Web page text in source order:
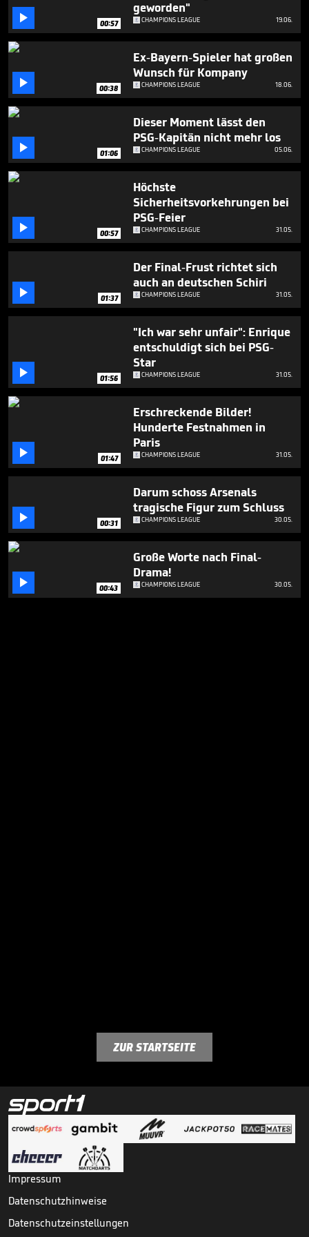
minute,
seconds
 00:57
geworden"
CHAMPIONS LEAGUE 19.06.
 00:38
Ex-Bayern-Spieler hat großen
Wunsch für Kompany
CHAMPIONS LEAGUE 18.06.
 01:06
Dieser Moment lässt den
PSG-Kapitän nicht mehr los
CHAMPIONS LEAGUE 05.06.
 00:57
Höchste
Sicherheitsvorkehrungen bei
PSG-Feier
CHAMPIONS LEAGUE 31.05.
 01:37
Der Final-Frust richtet sich
auch an deutschen Schiri
CHAMPIONS LEAGUE 31.05.
 01:56
"Ich war sehr unfair": Enrique
entschuldigt sich bei PSG-
Star
CHAMPIONS LEAGUE 31.05.
 01:47
Erschreckende Bilder!
Hunderte Festnahmen in
Paris
CHAMPIONS LEAGUE 31.05.
 00:31
Darum schoss Arsenals
tragische Figur zum Schluss
CHAMPIONS LEAGUE 30.05.
 00:43
Große Worte nach Final-
Drama!
CHAMPIONS LEAGUE 30.05.
ZUR STARTSEITE
Impressum
Datenschutzhinweise
Datenschutzeinstellungen